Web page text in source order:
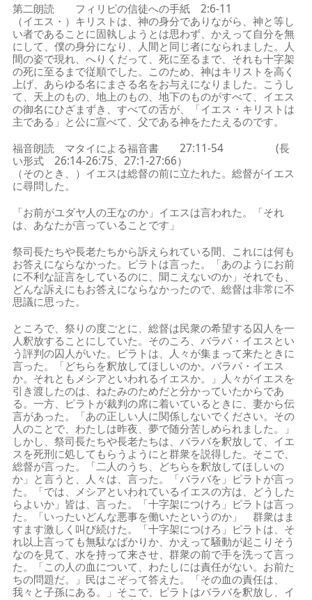
第二朗読 フィリピの信徒への手紙 2:6-11
（イエス・）キリストは、神の身分でありながら、神と等し
い者であることに固執しようとは思わず、かえって自分を無
にして、僕の身分になり、人間と同じ者になられました。人
間の姿で現れ、へりくだって、死に至るまで、それも十字架
の死に至るまで従順でした。このため、神はキリストを高く
上げ、あらゆる名にまさる名をお与えになりました。こうし
て、天上のもの、地上のもの、地下のものがすべて、イエス
の御名にひざまずき、すべての舌が、「イエス・キリストは
主である」と公に宣べて、父である神をたたえるのです。
福音朗読 マタイによる福音書 27:11-54 (長
い形式 26:14-26:75、27:1-27:66）
（そのとき、）イエスは総督の前に立たれた。総督がイエス
に尋問した。
「お前がユダヤ人の王なのか」イエスは言われた。「それ
は、あなたが言っていることです」
祭司長たちや長老たちから訴えられている間、これには何も
お答えにならなかった。ピラトは言った。「あのようにお前
に不利な証言をしているのに、聞こえないのか」それでも、
どんな訴えにもお答えにならなかったので、総督は非常に不
思議に思った。
ところで、祭りの度ごとに、総督は民衆の希望する囚人を一
人釈放することにしていた。そのころ、バラバ・イエスとい
う評判の囚人がいた。ピラトは、人々が集まって来たときに
言った。「どちらを釈放してほしいのか。バラバ・イエス
か。それともメシアといわれるイエスか。」人々がイエスを
引き渡したのは、ねたみのためだと分かっていたからであ
る。一方、ピラトが裁判の席に着いているときに、妻から伝
言があった。「あの正しい人に関係しないでください。その
人のことで、わたしは昨夜、夢で随分苦しめられました。」
しかし、祭司長たちや長老たちは、バラバを釈放して、イエ
スを死刑に処してもらうようにと群衆を説得した。そこで、
総督が言った。「二人のうち、どちらを釈放してほしいの
か」と言うと、人々は、言った。「バラバを」ピラトが言っ
た。「では、メシアといわれているイエスの方は、どうした
らよいか」皆は、言った。「十字架につけろ」ピラトは言っ
た。「いったいどんな悪事を働いたというのか」 群衆はま
すます激しく叫び続けた。「十字架につけろ」ピラトは、そ
れ以上言っても無駄なばかりか、かえって騒動が起こりそう
なのを見て、水を持って来させ、群衆の前で手を洗って言っ
た。「この人の血について、わたしには責任がない。お前た
ちの問題だ。」民はこぞって答えた。「その血の責任は、
我々と子孫にある。」そこで、ピラトはバラバを釈放し、イ